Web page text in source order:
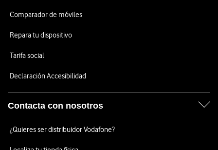
Comparador de móviles
Repara tu dispositivo
Tarifa social
Declaración Accesibilidad
Contacta con nosotros
¿Quieres ser distribuidor Vodafone?